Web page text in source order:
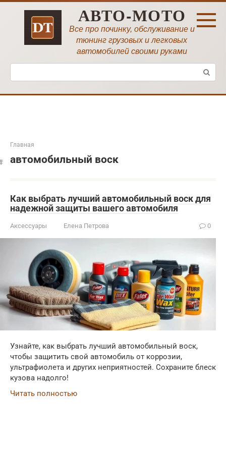
Перейти
АВТО-МОТО
Все про починку, обслуживание и
тюнинг грузовых и легковых
автомобилей своими руками
Поиск:
Главная
автомобильный воск
Как выбрать лучший автомобильный воск для
надежной защиты вашего автомобиля
Аксессуары Елена Петрова 0
Узнайте, как выбрать лучший автомобильный воск,
чтобы защитить свой автомобиль от коррозии,
ультрафиолета и других неприятностей. Сохраните блеск
кузова надолго!
Читать полностью